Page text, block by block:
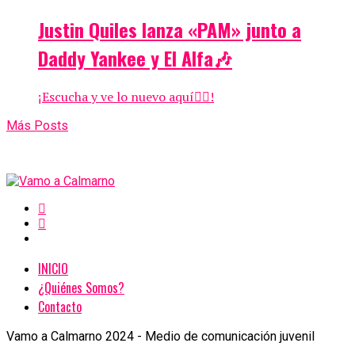
Justin Quiles lanza «PAM» junto a
Daddy Yankee y El Alfa🎶
¡Escucha y ve lo nuevo aquí👇🏼!
Más Posts
INICIO
¿Quiénes Somos?
Contacto
Vamo a Calmarno 2024 - Medio de comunicación juvenil